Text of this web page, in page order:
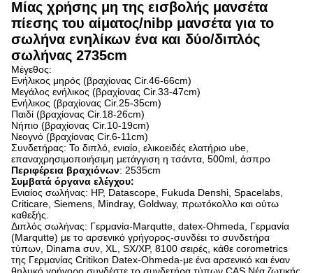
Μίας χρήσης μη της εισβολής μανσέτα
πίεσης του αίματος/nibp μανσέτα για το
σωλήνα ενηλίκων ένα και δύο/διπλός
σωλήνας 2735cm
Μέγεθος:
Ενήλικος μηρός (βραχίονας Cir.46-66cm)
Μεγάλος ενήλικος (βραχίονας Cir.33-47cm)
Ενήλικος (βραχίονας Cir.25-35cm)
Παιδί (βραχίονας Cir.18-26cm)
Νήπιο (βραχίονας Cir.10-19cm)
Νεογνό (βραχίονας Cir.6-11cm)
Συνδετήρας: Το διπλό, ενιαίο, ελικοειδές ελατήριο ube,
επαναχρησιμοποιήσιμη μετάγγιση η τσάντα, 500ml, άσπρο
Περιφέρεια βραχιόνων: 2535cm
Συμβατά όργανα ελέγχου:
Ενιαίος σωλήνας: HP, Datascope, Fukuda Denshi, Spacelabs,
Criticare, Siemens, Mindray, Goldway, πρωτόκολλο και ούτω
καθεξής.
Διπλός σωλήνας: Γερμανία-Marqutte, datex-Ohmeda, Γερμανία
(Marqutte) με το αρσενικό γρήγορος-συνδέει το συνδετήρα
τύπων, Dinama συν, XL, SX/XP, 8100 σειρές, κάθε corometrics
της Γερμανίας Critikon Datex-Ohmeda-με ένα αρσενικό και έναν